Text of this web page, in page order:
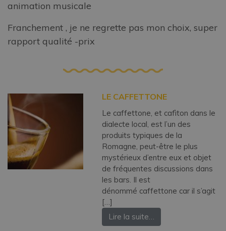
animation musicale
Franchement , je ne regrette pas mon choix, super
rapport qualité -prix
LE CAFFETTONE
Le caffettone, et cafìton dans le
dialecte local, est l’un des
produits typiques de la
Romagne, peut-être le plus
mystérieux d’entre eux et objet
de fréquentes discussions dans
les bars. Il est
dénommé caffettone car il s’agit
[…]
Lire la suite…